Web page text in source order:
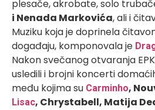
plesače, akrobate, solo
i Nenada Markovića, ali i
Muziku koja je doprinela
događaju, komponovala je
Nakon svečanog otvaranja
usledili i brojni koncerti
među kojima su Carminho,
Lisac, Chrystabell, Matija